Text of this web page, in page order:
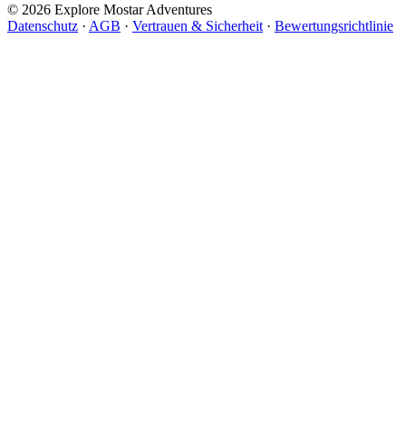
© 2026 Explore Mostar Adventures
Datenschutz · AGB · Vertrauen & Sicherheit · Bewertungsrichtlinie